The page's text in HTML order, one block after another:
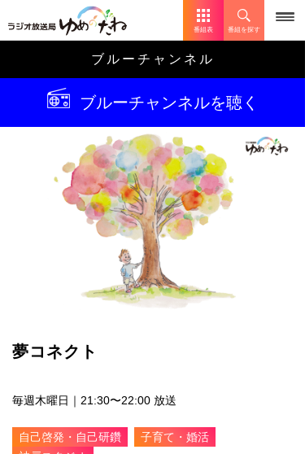
番組表 番組を探す
ブルーチャンネル
ブルーチャンネルを聴く
夢コネクト
毎週木曜日｜21:30〜22:00 放送
自己啓発・自己研鑽
子育て・婚活